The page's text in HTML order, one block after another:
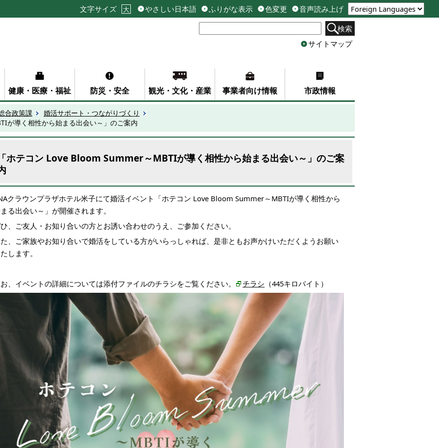
文字サイズ 大 やさしい日本語 ふりがな表示 色変更
音声読み上げ
検索
サイトマップ
健康・医療・福祉 防災・安全 観光・文化・産業 事業者向け情報 市政情報
合政策課
婚活サポート・つながりづくり
が導く相性から始まる出会い～」のご案内
ホテコン Love Bloom Summer～MBTIが導く相性から始まる出会い～」のご案
クラウンプラザホテル米子にて婚活イベント「ホテコン Love Bloom Summer～MBTIが導く相性から
る出会い～ 」が開催されます。
、ご友人・お知り合いの方とお誘い合わせのうえ、ご参加ください。
、ご家族やお知り合いで婚活をしている方がいらっしゃれば、是非ともお声かけいただくようお願い
します。
、イベントの詳細については添付ファイルのチラシをご覧ください。 チラシ （445キロバイト）